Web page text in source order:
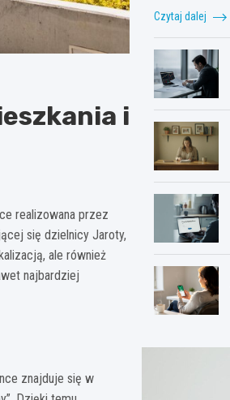
i
realizowana przez
się dzielnicy Jaroty,
ale również
najbardziej
znajduje się w
Czytaj dalej